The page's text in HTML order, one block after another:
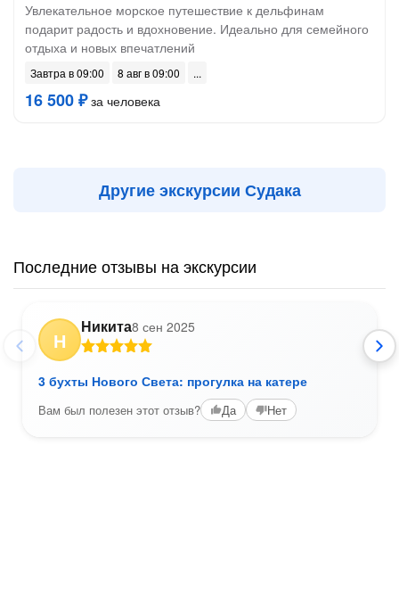
Увлекательное морское путешествие к дельфинам
подарит радость и вдохновение. Идеально для семейного
отдыха и новых впечатлений
Завтра в 09:00 8 авг в 09:00
16 500 ₽за человека
Другие экскурсии Судака
Последние отзывы на экскурсии
Н
Никита8 сен 2025
3 бухты Нового Света: прогулка на катере
Вам был полезен этот отзыв? Да Нет